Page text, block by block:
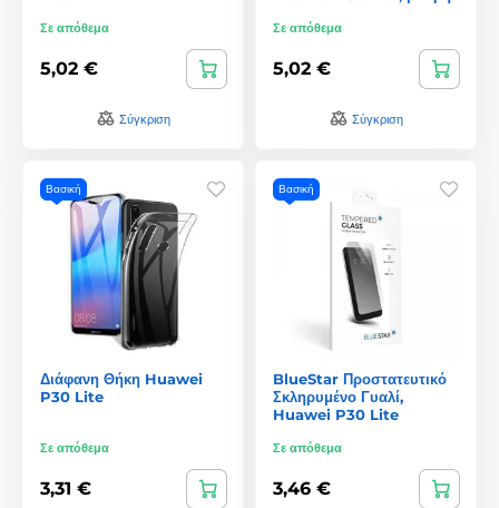
Σε απόθεμα
5,02 €
Σύγκριση
Σε απόθεμα
5,02 €
Σύγκριση
Βασική
Διάφανη Θήκη Huawei
P30 Lite
Σε απόθεμα
3,31 €
Βασική
BlueStar Προστατευτικό
Σκληρυμένο Γυαλί,
Huawei P30 Lite
Σε απόθεμα
3,46 €